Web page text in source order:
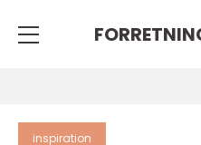
inspiration